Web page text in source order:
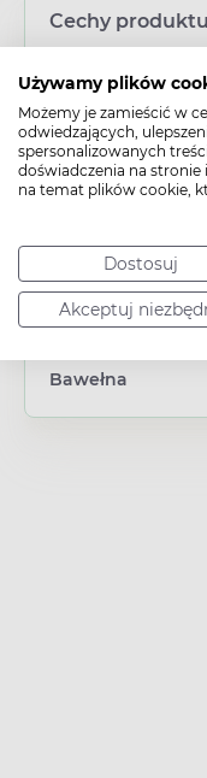
Używamy plików
Możemy je zamieścić w
odwiedzających,
spersonalizowanych
doświadczenia na
na temat plików cookie,
Dostosuj
Akceptuj
Cechy produktu
Wyrób medyczny
Wiek:
Dorosły /
Senior
Płeć:
Działanie/
Ochronne
Problem:
Rana skóry
Bawełna